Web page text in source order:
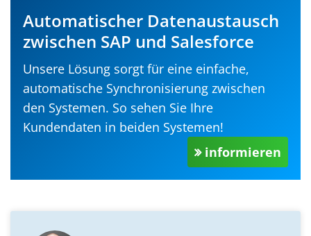
Automatischer Datenaustausch
zwischen SAP und Salesforce
Unsere Lösung sorgt für eine einfache,
automatische Synchronisierung zwischen
den Systemen. So sehen Sie Ihre
Kundendaten in beiden Systemen!
informieren